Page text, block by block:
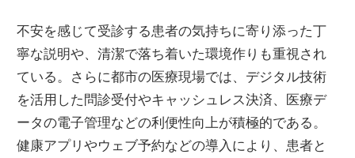
不安を感じて受診する患者の気持ちに寄り添った丁
寧な説明や、清潔で落ち着いた環境作りも重視され
ている。さらに都市の医療現場では、デジタル技術
を活用した問診受付やキャッシュレス決済、医療デ
ータの電子管理などの利便性向上が積極的である。
健康アプリやウェブ予約などの導入により、患者と